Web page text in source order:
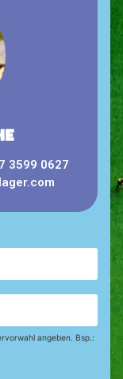
3599 0627
angeben. Bsp.: